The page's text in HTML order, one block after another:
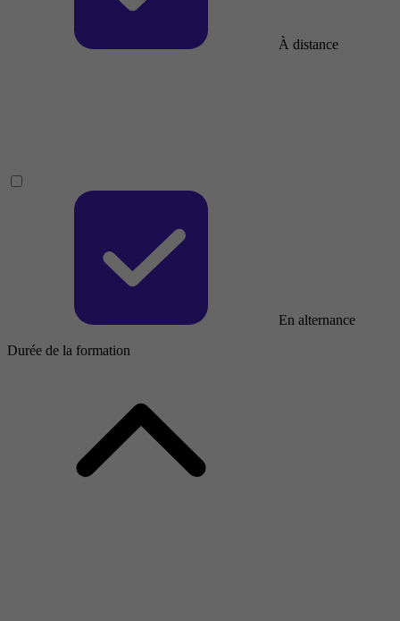
À distance
En alternance
Durée de la formation